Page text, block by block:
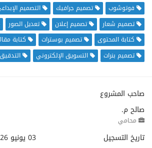
فوتوشوب تصميم جرافيك التصميم
تصميم شعار
تصميم إعلان تعديل الصور
كتابة المحتوى
تصميم بوسترات كتابة
تصميم بنرات
التسويق الإلكتروني
صاحب المشروع
صالح م.
محامي
تاريخ التسجيل
03 يونيو 2026